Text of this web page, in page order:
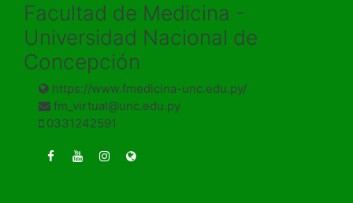
Facultad de Medicina -
Universidad Nacional de
Concepción
https://www.fmedicina-unc.edu.py/
fm_virtual@unc.edu.py
0331242591
https://www.facebook.com/fmedicinaunc/
https://youtu.be/8Mu41ObzOrU
https://www.instagram.com/fmedicinaunc/